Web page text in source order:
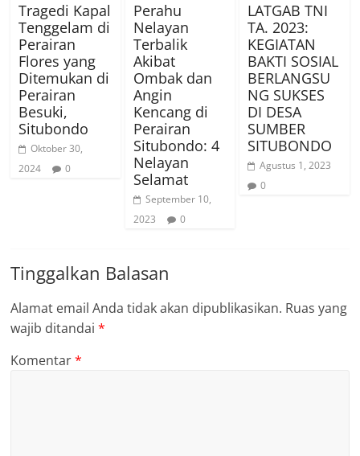
Tragedi Kapal
Tenggelam di
Perairan
Flores yang
Ditemukan di
Perairan
Besuki,
Situbondo
Oktober 30,
2024
0
Perahu
Nelayan
Terbalik
Akibat
Ombak dan
Angin
Kencang di
Perairan
Situbondo: 4
Nelayan
Selamat
September 10,
2023
0
LATGAB TNI
TA. 2023:
KEGIATAN
BAKTI SOSIAL
BERLANGSU
NG SUKSES
DI DESA
SUMBER
SITUBONDO
Agustus 1, 2023
0
Tinggalkan Balasan
Alamat email Anda tidak akan dipublikasikan. Ruas yang
wajib ditandai*
Komentar*